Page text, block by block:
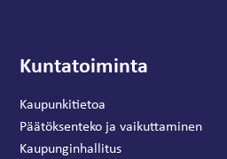
Kuntatoiminta
Kaupunkitietoa
Päätöksenteko ja vaikuttaminen
Kaupunginhallitus